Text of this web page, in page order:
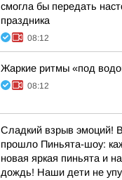
смогла бы передать
праздника
08:12
Жаркие ритмы «под
08:12
Сладкий взрыв эмоций!
прошло Пиньята-шоу:
новая яркая пиньята и
дождь! Наши дети не